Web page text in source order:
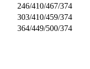
246/410/467/374
303/410/459/374
364/449/500/374